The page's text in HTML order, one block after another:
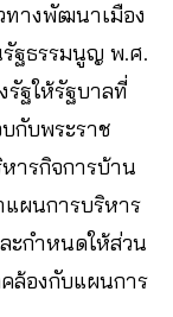
างพัฒนาเมือง
ฐธรรมนูญ พ.ศ.
ฐให้รัฐบาลที่
กับพระราช
ารกิจการบ้าน
ผนการบริหาร
ะกำหนดให้ส่วน
ล้องกับแผนการ